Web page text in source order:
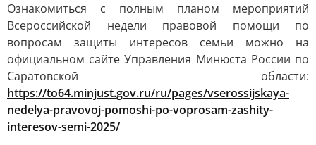
Ознакомиться с полным планом мероприятий
Всероссийской недели правовой помощи по
вопросам защиты интересов семьи можно на
официальном сайте Управления Минюста России по
Саратовской области:
https://to64.minjust.gov.ru/ru/pages/vserossijskaya-
nedelya-pravovoj-pomoshi-po-voprosam-zashity-
interesov-semi-2025/